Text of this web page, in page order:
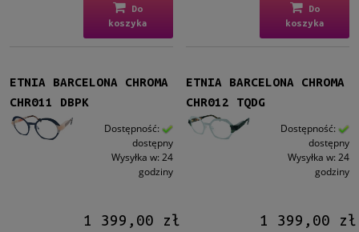
Do
koszyka
Do
koszyka
ETNIA BARCELONA CHROMA
CHR011 DBPK
Dostępność:
dostępny
Wysyłka w: 24
godziny
1 399,00 zł
ETNIA BARCELONA CHROMA
CHR012 TQDG
Dostępność:
dostępny
Wysyłka w: 24
godziny
1 399,00 zł